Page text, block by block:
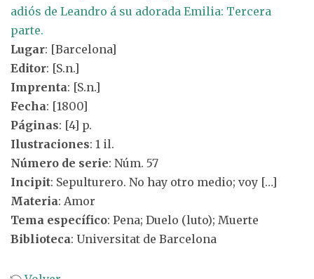
adiós de Leandro á su adorada Emilia: Tercera
parte.
Lugar: [Barcelona]
Editor: [S.n.]
Imprenta: [S.n.]
Fecha: [1800]
Páginas: [4] p.
Ilustraciones: 1 il.
Número de serie: Núm. 57
Incipit: Sepulturero. No hay otro medio; voy […]
Materia: Amor
Tema específico: Pena; Duelo (luto); Muerte
Biblioteca: Universitat de Barcelona